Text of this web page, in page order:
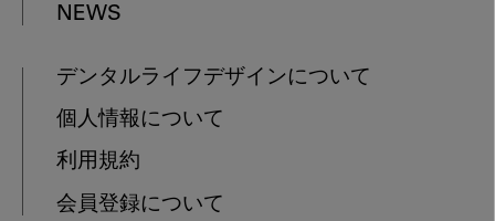
NEWS
デンタルライフデザインについて
個人情報について
利用規約
会員登録について